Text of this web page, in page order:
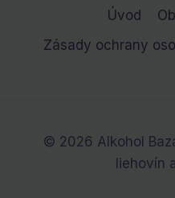
Úvod
Zásady ochrany
© 2026 Alkohol
liehovín